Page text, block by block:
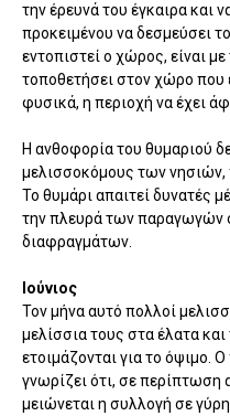
την έρευνά του έγκαιρα και
προκειμένου να δεσμεύσει
εντοπιστεί ο χώρος, είναι
τοποθετήσει στον χώρο που
φυσικά, η περιοχή να έχει
Η ανθοφορία του θυμαριού
μελισσοκόμους των νησιών,
Το θυμάρι απαιτεί δυνατές
την πλευρά των παραγωγών
διαφραγμάτων.
Ιούνιος
Τον μήνα αυτό πολλοί
μελίσσια τους στα έλατα
ετοιμάζονται για το όψιμο.
γνωρίζει ότι, σε περίπτωση
μειώνεται η συλλογή σε